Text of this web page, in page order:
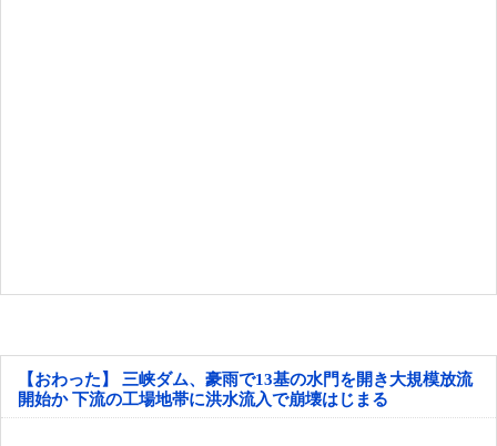
【おわった】 三峡ダム、豪雨で13基の水門を開き大規模放流
開始か 下流の工場地帯に洪水流入で崩壊はじまる